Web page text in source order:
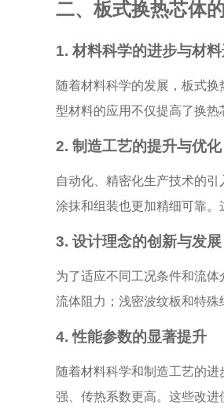
二、板式换热芯体
1. 材料科学的进步与材
随着材料科学的发展，板式
型材料的应用不仅提高了换热
2. 制造工艺的提升与优化
自动化、精密化生产技术的
涂抹和组装也更加精细可靠。
3. 设计理念的创新与发展
为了适应不同工况条件和流
流体阻力；浅密波纹板和特殊
4. 性能参数的显著提升
随着材料科学和制造工艺的
强、传热系数更高。这些改进